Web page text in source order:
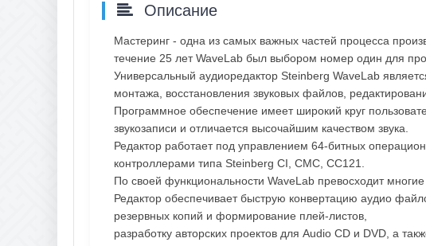
Описание
Мастеринг - одна из самых важных частей процесса
течение 25 лет WaveLab был выбором номер один для
Универсальный аудиоредактор Steinberg WaveLab
монтажа, восстановления звуковых файлов,
Программное обеспечение имеет широкий круг
звукозаписи и отличается высочайшим качеством звука.
Редактор работает под управлением 64-битных
контроллерами типа Steinberg CI, CMC, CC121.
По своей функциональности WaveLab превосходит
Редактор обеспечивает быструю конвертацию аудио
резервных копий и формирование плей-листов,
разработку авторских проектов для Audio CD и DVD, а